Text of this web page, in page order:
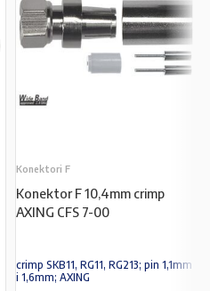
Konektori F
Konektor F 10,4mm crimp
AXING CFS 7-00
crimp SKB11, RG11, RG213; pin 1,1mm
i 1,6mm; AXING